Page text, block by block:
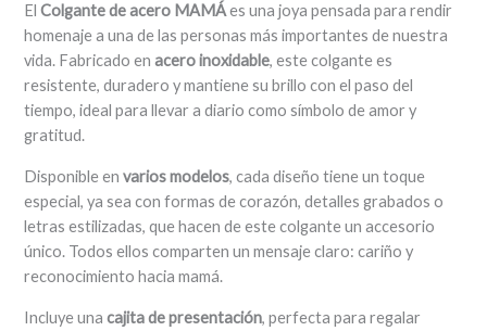
ElColgante de acero MAMÁes una joya pensada para rendir
homenaje a una de las personas más importantes de nuestra
vida. Fabricado enacero inoxidable, este colgante es
resistente, duradero y mantiene su brillo con el paso del
tiempo, ideal para llevar a diario como símbolo de amor y
gratitud.
Disponible envarios modelos, cada diseño tiene un toque
especial, ya sea con formas de corazón, detalles grabados o
letras estilizadas, que hacen de este colgante un accesorio
único. Todos ellos comparten un mensaje claro: cariño y
reconocimiento hacia mamá.
Incluye unacajita de presentación, perfecta para regalar